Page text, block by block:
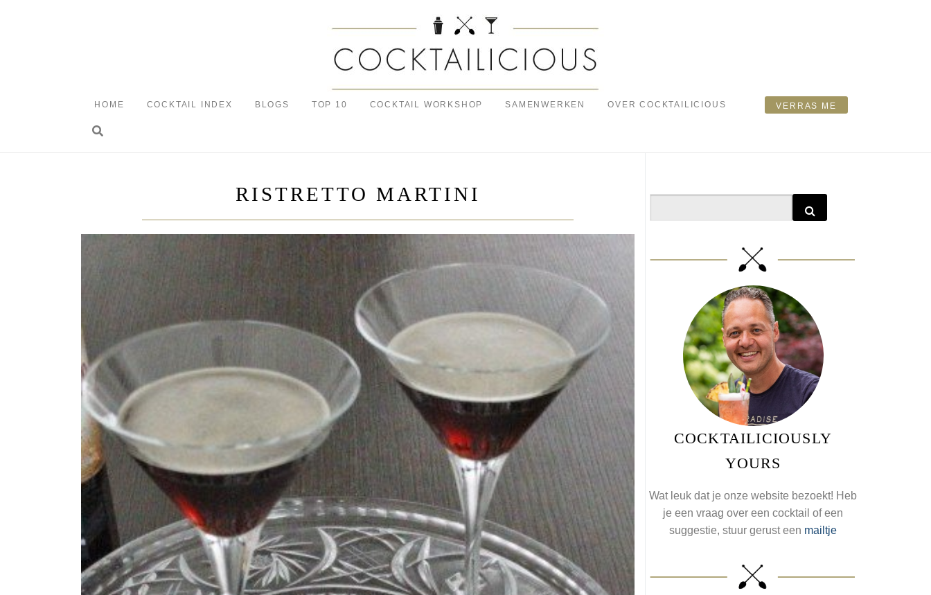
HOME COCKTAIL INDEX BLOGS TOP 10 COCKTAIL WORKSHOP SAMENWERKEN OVER COCKTAILICIOUS VERRAS ME
Toggle search
RISTRETTO MARTINI
COCKTAILICIOUSLY
YOURS
Wat leuk dat je onze website bezoekt! Heb
je een vraag over een cocktail of een
suggestie, stuur gerust een mailtje